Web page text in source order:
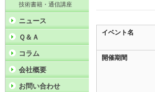
イベント名
開催期間
技術書籍・通信講座
ニュース
Ｑ＆Ａ
コラム
会社概要
お問い合わせ